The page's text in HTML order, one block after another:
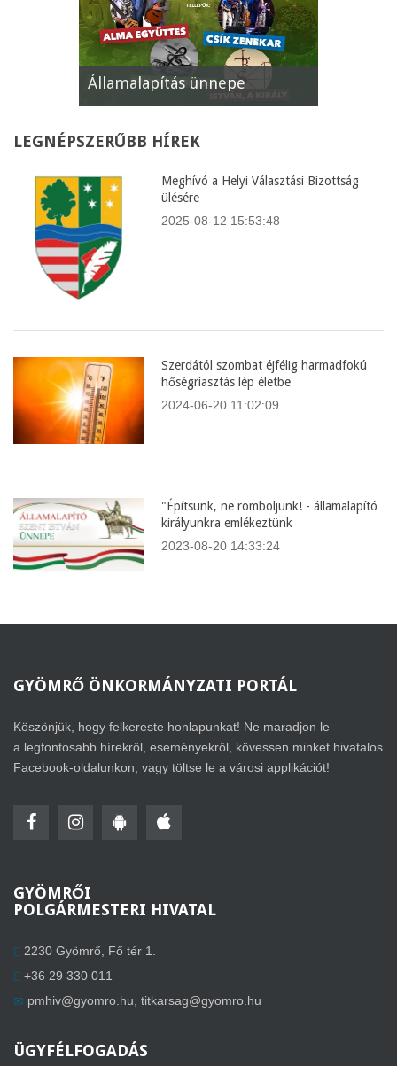
Államalapítás ünnepe
LEGNÉPSZERŰBB HÍREK
Meghívó a Helyi Választási Bizottság
ülésére
2025-08-12 15:53:48
Szerdától szombat éjfélig harmadfokú
hőségriasztás lép életbe
2024-06-20 11:02:09
"Építsünk, ne romboljunk! - államalapító
királyunkra emlékeztünk
2023-08-20 14:33:24
GYÖMRŐ ÖNKORMÁNYZATI PORTÁL
Köszönjük, hogy felkereste honlapunkat! Ne maradjon le
a legfontosabb hírekről, eseményekről, kövessen minket hivatalos
Facebook-oldalunkon, vagy töltse le a városi applikációt!
GYÖMRŐI
POLGÁRMESTERI HIVATAL
2230 Gyömrő, Fő tér 1.
+36 29 330 011
pmhiv@gyomro.hu, titkarsag@gyomro.hu
ÜGYFÉLFOGADÁS